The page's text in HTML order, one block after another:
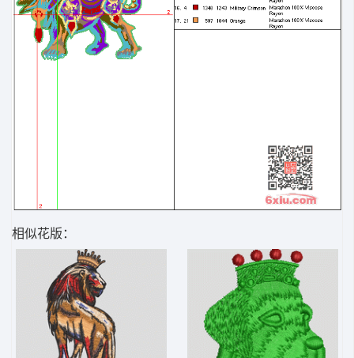
相似花版：